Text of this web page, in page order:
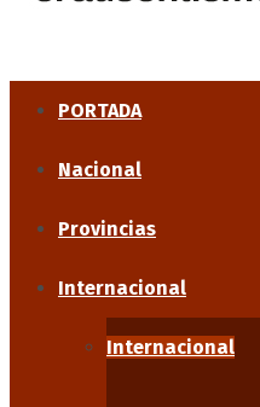
PORTADA
Nacional
Provincias
Internacional
Internacional